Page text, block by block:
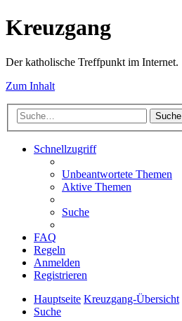
Kreuzgang
Der katholische Treffpunkt im Internet.
Zum Inhalt
Suche
Schnellzugriff
Unbeantwortete Themen
Aktive Themen
Suche
FAQ
Regeln
Anmelden
Registrieren
Hauptseite Kreuzgang-Übersicht
Suche